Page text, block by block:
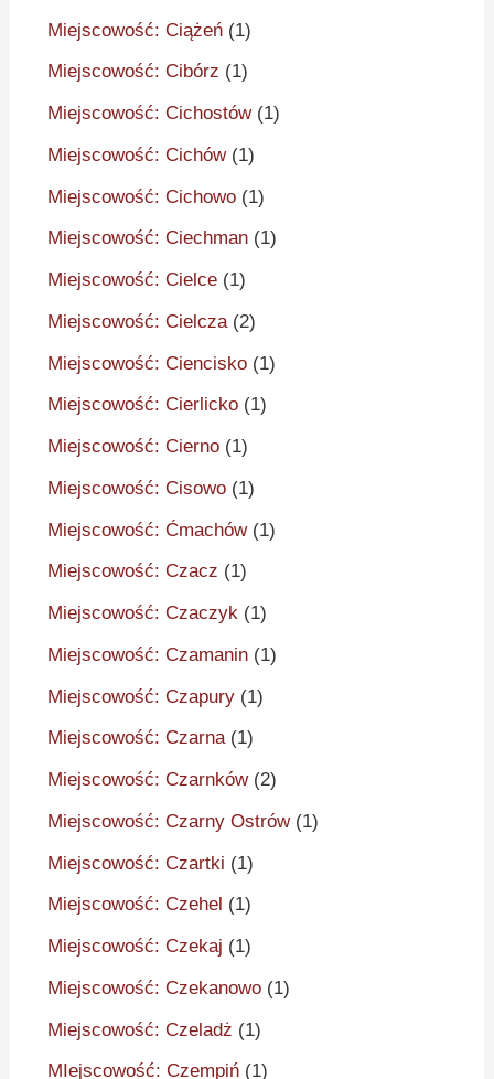
Miejscowość: Ciążeń (1)
Miejscowość: Cibórz (1)
Miejscowość: Cichostów(1)
Miejscowość: Cichów(1)
Miejscowość: Cichowo (1)
Miejscowość: Ciechman (1)
Miejscowość: Cielce (1)
Miejscowość: Cielcza(2)
Miejscowość: Ciencisko (1)
Miejscowość: Cierlicko (1)
Miejscowość: Cierno (1)
Miejscowość: Cisowo (1)
Miejscowość: Ćmachów(1)
Miejscowość: Czacz (1)
Miejscowość: Czaczyk (1)
Miejscowość: Czamanin (1)
Miejscowość: Czapury (1)
Miejscowość: Czarna(1)
Miejscowość: Czarnków(2)
Miejscowość: Czarny Ostrów(1)
Miejscowość: Czartki (1)
Miejscowość: Czehel (1)
Miejscowość: Czekaj (1)
Miejscowość: Czekanowo (1)
Miejscowość: Czeladż (1)
MIejscowość: Czempiń (1)